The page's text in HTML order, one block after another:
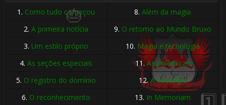
1. Como tudo começou 8.Além da magia
2.A primeira notícia 9. O retorno ao Mundo Bruxo
3. Um estilo próprio 10. Magia e tecnologia
4.As seções especiais 11.As polêmicas
5. O registro do domínio 12.A nostalgia
6. O reconhecimento 13. In Memoriam
🎈 🎈